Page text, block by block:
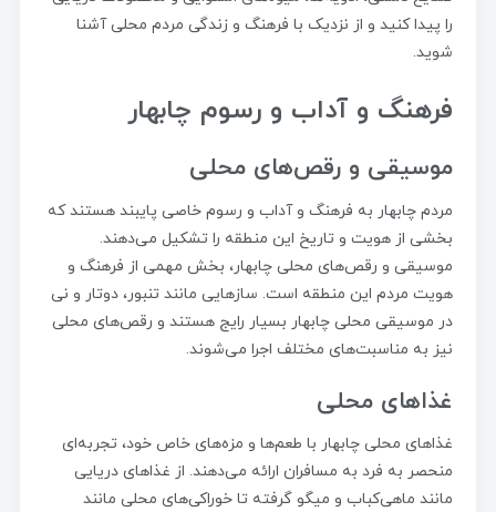
را پیدا کنید و از نزدیک با فرهنگ و زندگی مردم محلی آشنا
شوید.
فرهنگ و آداب و رسوم چابهار
موسیقی و رقص‌های محلی
مردم چابهار به فرهنگ و آداب و رسوم خاصی پایبند هستند که
بخشی از هویت و تاریخ این منطقه را تشکیل می‌دهند.
موسیقی و رقص‌های محلی چابهار، بخش مهمی از فرهنگ و
هویت مردم این منطقه است. سازهایی مانند تنبور، دوتار و نی
در موسیقی محلی چابهار بسیار رایج هستند و رقص‌های محلی
نیز به مناسبت‌های مختلف اجرا می‌شوند.
غذاهای محلی
غذاهای محلی چابهار با طعم‌ها و مزه‌های خاص خود، تجربه‌ای
منحصر به فرد به مسافران ارائه می‌دهند. از غذاهای دریایی
مانند ماهی‌کباب و میگو گرفته تا خوراکی‌های محلی مانند